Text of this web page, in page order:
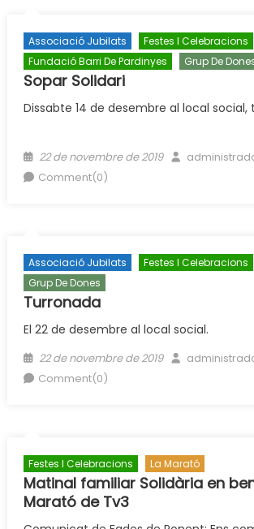
Associació Jubilats
Festes I Celebracions
Fundació Barri De Pardinyes
Grup De
Sopar Solidari
Dissabte 14 de desembre al local social,
Posted
on
22 de novembre de 2019 Author
Comment(0)
Associació Jubilats
Festes I Celebracions
Grup De Dones
Turronada
El 22 de desembre al local social.
Posted
on
22 de novembre de 2019 Author
Comment(0)
Festes I Celebracions La Marató
Matinal familiar Solidària en
Marató de Tv3